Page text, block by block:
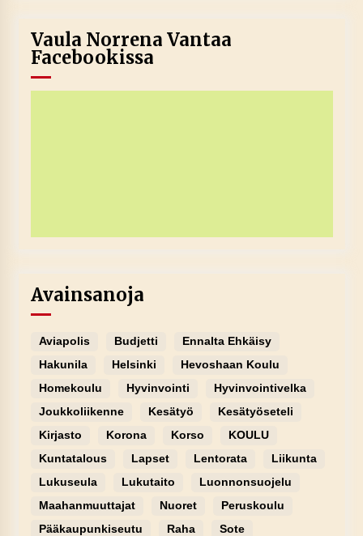
Vaula Norrena Vantaa
Facebookissa
Avainsanoja
Aviapolis Budjetti
Ennalta Ehkäisy
Hakunila
Helsinki
Hevoshaan Koulu
Homekoulu
Hyvinvointi
Hyvinvointivelka
Joukkoliikenne
Kesätyö
Kesätyöseteli
Kirjasto
Korona Korso
KOULU
Kuntatalous
Lapset Lentorata
Liikunta
Lukuseula
Lukutaito
Luonnonsuojelu
Maahanmuuttajat
Nuoret
Peruskoulu
Pääkaupunkiseutu
Raha
Sote